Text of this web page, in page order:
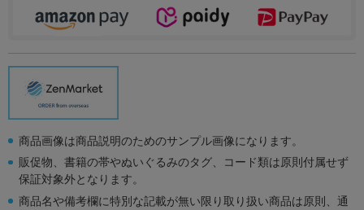
商品画像は商品説明のためのサンプル画像になります。
販促物、書籍の帯やぬいぐるみのタグ、コード類は原則付属せず
保証対象外となります。
商品名や備考欄に特別な記載が無い限り取り扱い商品は原則、通